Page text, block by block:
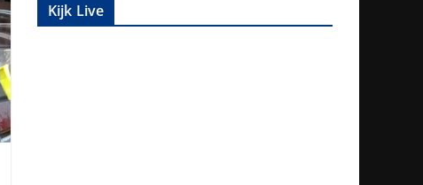
Kijk Live